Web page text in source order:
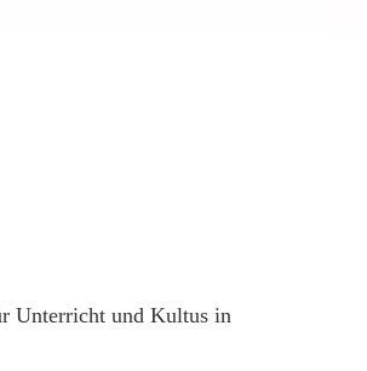
Unterricht und Kultus in